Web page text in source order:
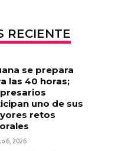
RECIENTE
se prepara
las 40 horas;
uno de sus
retos
6, 2026